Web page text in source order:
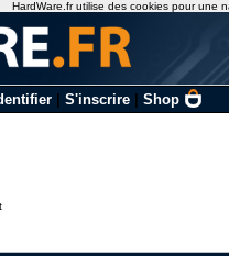
| S'inscrire| Shop
HardWare.fr utilise des cookies pour une